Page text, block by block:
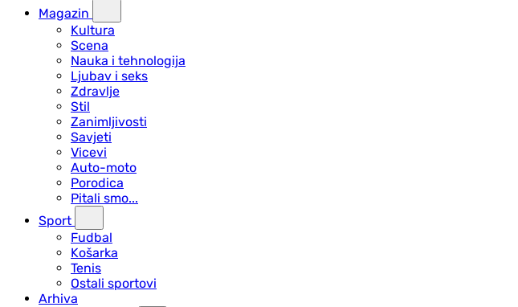
Magazin
Kultura
Scena
Nauka i tehnologija
Ljubav i seks
Zdravlje
Stil
Zanimljivosti
Savjeti
Vicevi
Auto-moto
Porodica
Pitali smo...
Sport
Fudbal
Košarka
Tenis
Ostali sportovi
Arhiva